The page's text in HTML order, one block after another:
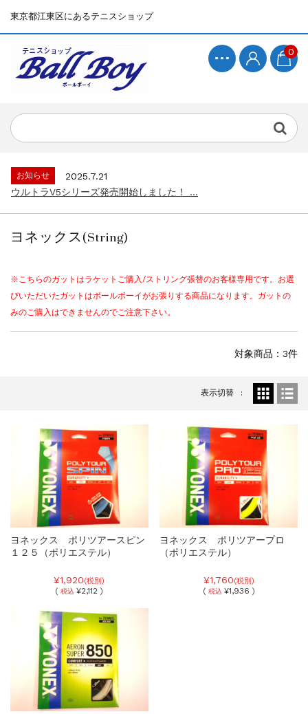
東京都江東区にあるテニスショップ
0
お知らせ
2025.7.15
お知らせ
2025.7.21
ウルトラV5シリーズ発売開始しました！ ...
お知らせ
2025.7.21
お知らせ
2025.7.15
BallBoyサイト再開！...
ヨネックス(String)
※こちらのガットはラケットご購入/ストリング張替のお客様専用です。お選
びいただいたガットはボールボーイがお張りする商品になります。ガットの
みのご購入はできませんのでご注意下さい。
対象商品：3件
表示切替
ヨネックス ポリツアースピン
１２５（ポリエステル）
¥1,920(税別)
(税込 ¥2,112 )
ヨネックス ポリツアープロ
（ポリエステル）
¥1,760(税別)
( 税込 ¥1,936 )